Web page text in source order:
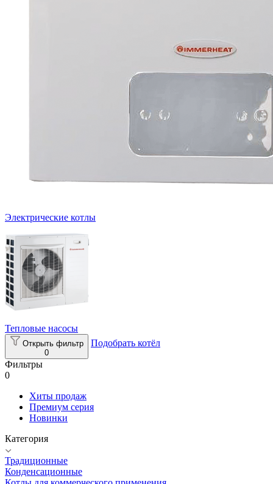
Электрические котлы
Тепловые насосы
Открыть фильтр
0
Подобрать котёл
Фильтры
0
Хиты продаж
Премиум серия
Новинки
Категория
Традиционные
Конденсационные